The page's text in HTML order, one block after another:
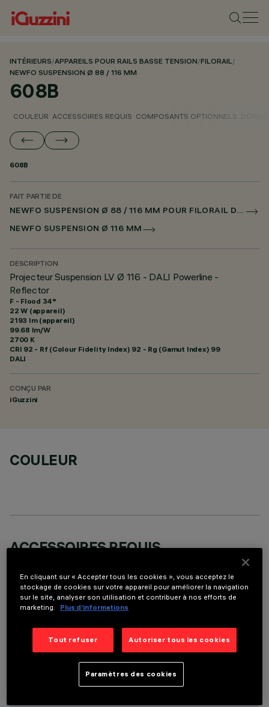
INTÉRIEURS/APPAREILS POUR RAILS BASSE TENSION/FILORAIL/
NEWFO SUSPENSION Ø 88 / 116 MM
608B
COULEUR ACCESSOIRES REQUIS COMPOSANTS OPTIONNELS
608B
FAIT PARTIE DE
NEWFO SUSPENSION Ø 88 / 116 MM POUR FILORAIL DALI POWERLINE
NEWFO SUSPENSION Ø 116 MM
DESCRIPTION
Projecteur Suspension LV Ø 116 - DALI Powerline -
Reflector
F - Flood 34°
22 W (appareil)
2193 lm (appareil)
99.68 lm/W
2700 K
CRI 92 - Rf (Colour Fidelity Index) 92 - Rg (Gamut Index) 99
DALI
CONÇU PAR
iGuzzini
COULEUR
ACCESSOIRES REQUIS
Il est nécessaire de commander l'un des accessoires requis pour installer et utiliser correctement
le produit:
COMPOSANTS OPTIONNELS
En cliquant sur « Accepter tous les cookies », vous acceptez le
stockage de cookies sur votre appareil pour améliorer la navigation
sur le site, analyser son utilisation et contribuer à nos efforts de
marketing.
Plus d’informations
Tout refuser Autoriser tous les cookies
Paramètres des cookies